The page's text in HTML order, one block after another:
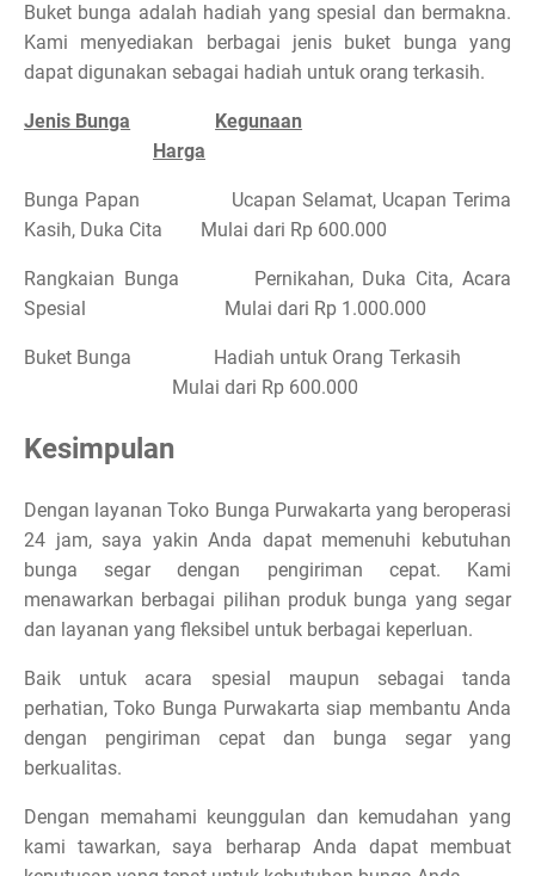
Buket bunga adalah hadiah yang spesial dan bermakna.
Kami menyediakan berbagai jenis buket bunga yang
dapat digunakan sebagai hadiah untuk orang terkasih.
Jenis Bunga
Kegunaan
Harga
Bunga Papan
Ucapan Selamat, Ucapan Terima
Kasih, Duka Cita
Mulai dari Rp 600.000
Rangkaian Bunga
Pernikahan, Duka Cita, Acara
Spesial
Mulai dari Rp 1.000.000
Buket Bunga
Hadiah untuk Orang Terkasih
Mulai dari Rp 600.000
Kesimpulan
Dengan layanan Toko Bunga Purwakarta yang beroperasi
24 jam, saya yakin Anda dapat memenuhi kebutuhan
bunga segar dengan pengiriman cepat. Kami
menawarkan berbagai pilihan produk bunga yang segar
dan layanan yang fleksibel untuk berbagai keperluan.
Baik untuk acara spesial maupun sebagai tanda
perhatian, Toko Bunga Purwakarta siap membantu Anda
dengan pengiriman cepat dan bunga segar yang
berkualitas.
Dengan memahami keunggulan dan kemudahan yang
kami tawarkan, saya berharap Anda dapat membuat